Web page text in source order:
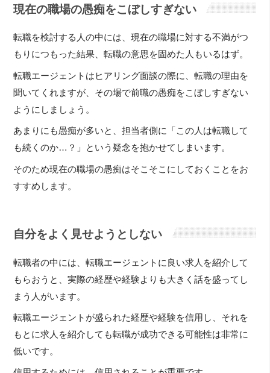
現在の職場の愚痴をこぼしすぎない
転職を検討する人の中には、現在の職場に対する不満がつ
もりにつもった結果、転職の意思を固めた人もいるはず。
転職エージェントはヒアリング面談の際に、転職の理由を
聞いてくれますが、その場で前職の愚痴をこぼしすぎない
ようにしましょう。
あまりにも愚痴が多いと、担当者側に「この人は転職して
も続くのか…？」という疑念を抱かせてしまいます。
そのため現在の職場の愚痴はそこそこにしておくことをお
すすめします。
自分をよく見せようとしない
転職者の中には、転職エージェントに良い求人を紹介して
もらおうと、実際の経歴や経験よりも大きく話を盛ってし
まう人がいます。
転職エージェントが盛られた経歴や経験を信用し、それを
もとに求人を紹介しても転職が成功できる可能性は非常に
低いです。